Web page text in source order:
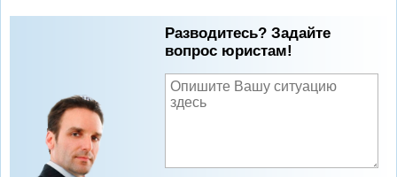
Разводитесь? Задайте
вопрос юристам!